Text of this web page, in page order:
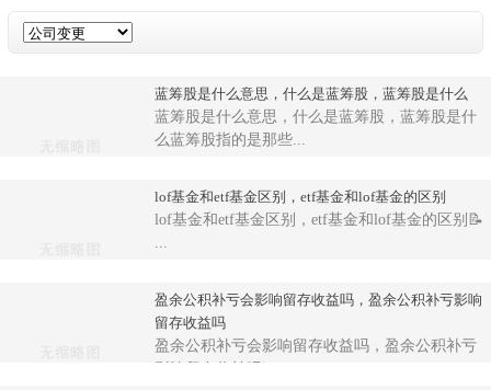
蓝筹股是什么意思，什么是蓝筹股，蓝筹股是什么
蓝筹股是什么意思，什么是蓝筹股，蓝筹股是什
么蓝筹股指的是那些...
lof基金和etf基金区别，etf基金和lof基金的区别
lof基金和etf基金区别，etf基金和lof基金的区别📝
...
盈余公积补亏会影响留存收益吗，盈余公积补亏影响
留存收益吗
盈余公积补亏会影响留存收益吗，盈余公积补亏